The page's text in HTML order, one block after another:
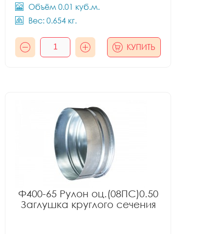
Объём 0.01 куб.м.
Вес: 0.654 кг.
КУПИТЬ
Ф400-65 Рулон оц.(08ПС)0.50
Заглушка круглого сечения